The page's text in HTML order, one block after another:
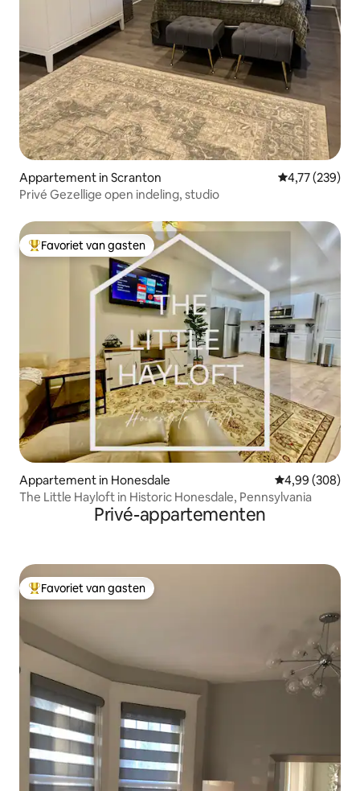
Appartement in Scranton Gemiddelde
4,77 (239)
Privé Gezellige open indeling, studio
Topfavoriet van gasten
Favoriet van gasten
Appartement in Honesdale Gemiddelde
4,99 (308)
The Little Hayloft in Historic Honesdale, Pennsylvania
Privé-appartementen
Topfavoriet van gasten
Favoriet van gasten